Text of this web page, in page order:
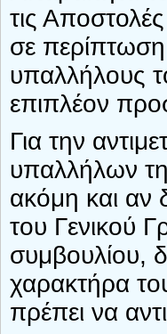
τις
σε
υπαλλήλους
επιπλέον
Για την
υπαλλήλων
ακόμη και αν
του Γενικού
συμβουλίου,
χαρακτήρα
πρέπει να